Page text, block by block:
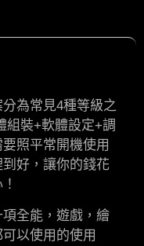
為常見4種等級之
組裝+軟體設定+調
照平常開機使用
好，讓你的錢花
全能，遊戲，繪
以使用的使用